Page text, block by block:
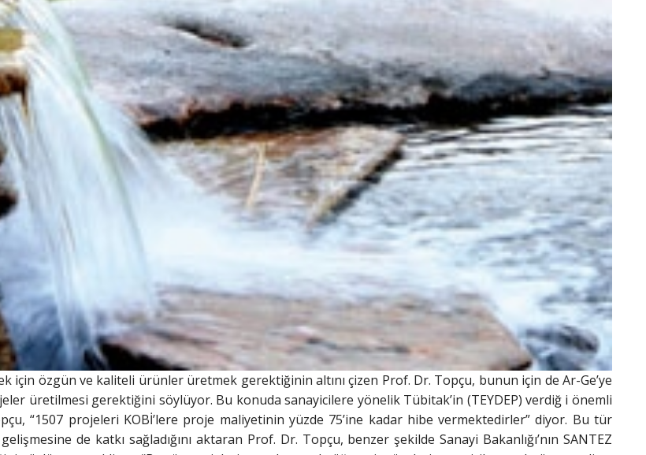
için özgün ve kaliteli ürünler üretmek gerektiğinin altını çizen Prof. Dr. Topçu, bunun için de Ar-Ge’ye
üretilmesi gerektiğini söylüyor. Bu konuda sanayicilere yönelik Tübitak’in (TEYDEP) verdiğ i önemli
“1507 projeleri KOBİ’lere proje maliyetinin yüzde 75’ine kadar hibe vermektedirler” diyor. Bu tür
de katkı sağladığını aktaran Prof. Dr. Topçu, benzer şekilde Sanayi Bakanlığı’nın SANTEZ